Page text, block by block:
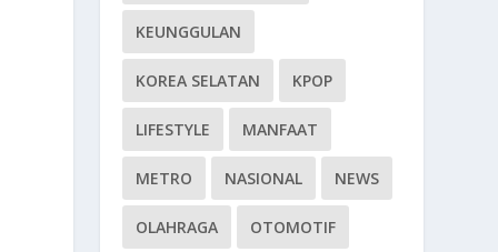
KEUNGGULAN
KOREA SELATAN KPOP
LIFESTYLE MANFAAT
METRO NASIONAL NEWS
OLAHRAGA OTOMOTIF